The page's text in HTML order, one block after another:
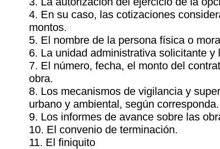
4. En su caso, las cotizaciones
montos.
5. El nombre de la persona física o
6. La unidad administrativa solicitante
7. El número, fecha, el monto del
obra.
8. Los mecanismos de vigilancia y
urbano y ambiental, según corresponda.
9. Los informes de avance sobre las
10. El convenio de terminación.
11. El finiquito